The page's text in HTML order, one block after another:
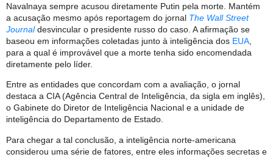
Navalnaya sempre acusou diretamente Putin pela morte. Mantém
a acusação mesmo após reportagem do jornal The Wall Street
Journaldesvincular o presidente russo do caso. A afirmação se
baseou em informações coletadas junto à inteligência dos EUA
para a qual é improvável que a morte tenha sido encomendada
diretamente pelo líder.
Entre as entidades que concordam com a avaliação, o jornal
destaca a CIA (Agência Central de Inteligência, da sigla em inglês),
o Gabinete do Diretor de Inteligência Nacional e a unidade de
inteligência do Departamento de Estado.
Para chegar a tal conclusão, a inteligência norte-americana
considerou uma série de fatores, entre eles informações secretas e